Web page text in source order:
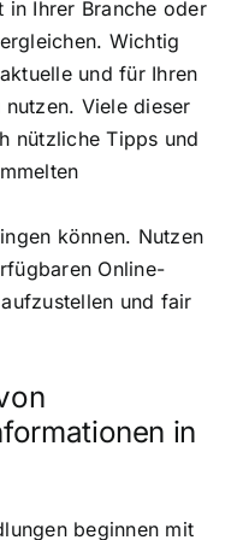
in Ihrer Branche oder
Wichtig
und für Ihren
Viele dieser
nützliche Tipps und
können. Nutzen
Online-
und fair
in
beginnen mit